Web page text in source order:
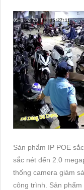
Sản phẩm IP POE
sắc nét đến 2.0
thống camera giám
công trình. Sản